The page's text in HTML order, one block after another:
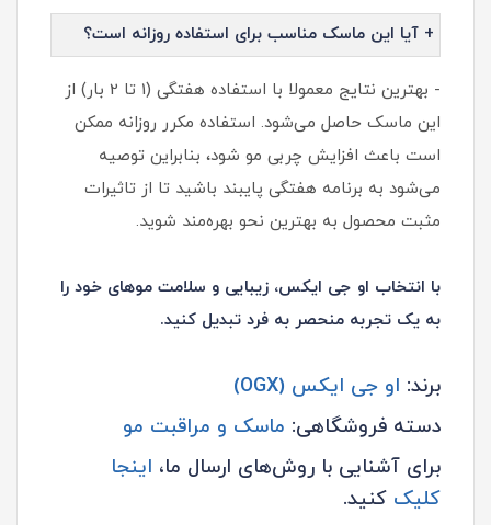
+ آیا این ماسک مناسب برای استفاده روزانه است؟
- بهترین نتایج معمولا با استفاده هفتگی (1 تا 2 بار) از
این ماسک حاصل می‌شود. استفاده مکرر روزانه ممکن
است باعث افزایش چربی مو شود، بنابراین توصیه
می‌شود به برنامه هفتگی پایبند باشید تا از تاثیرات
مثبت محصول به بهترین نحو بهره‌مند شوید.
با انتخاب او جی ایکس، زیبایی و سلامت موهای خود را
به یک تجربه منحصر به فرد تبدیل کنید.
برند: او جی ایکس (OGX)
دسته فروشگاهی: ماسک و مراقبت مو
برای آشنایی با روش‌های ارسال ما، اینجا
کلیک کنید.